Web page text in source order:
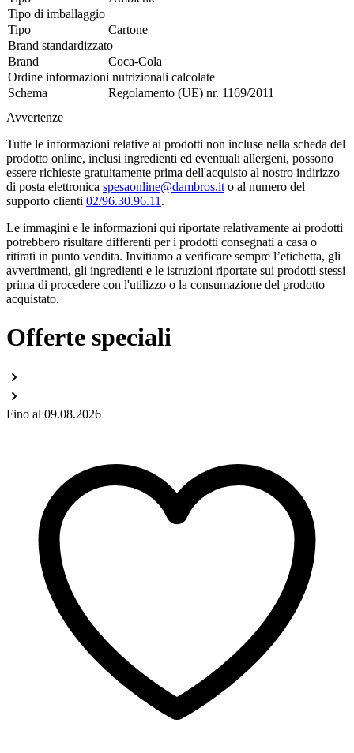
Tipo di imballaggio
Tipo
Cartone
Brand standardizzato
Brand
Coca-Cola
Ordine informazioni nutrizionali calcolate
Schema
Regolamento (UE) nr. 1169/2011
Avvertenze
Tutte le informazioni relative ai prodotti non incluse nella scheda del
prodotto online, inclusi ingredienti ed eventuali allergeni, possono
essere richieste gratuitamente prima dell'acquisto al nostro indirizzo
di posta elettronica spesaonline@dambros.it o al numero del
supporto clienti 02/96.30.96.11 .
Le immagini e le informazioni qui riportate relativamente ai prodotti
potrebbero risultare differenti per i prodotti consegnati a casa o
ritirati in punto vendita. Invitiamo a verificare sempre l’etichetta, gli
avvertimenti, gli ingredienti e le istruzioni riportate sui prodotti stessi
prima di procedere con l'utilizzo o la consumazione del prodotto
acquistato.
Offerte speciali
Fino al 09.08.2026